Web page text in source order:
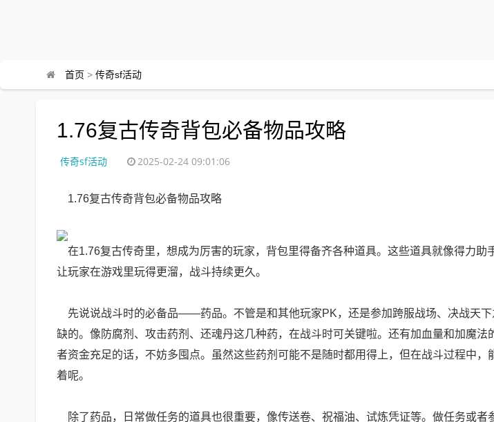
首页 > 传奇sf活动
1.76复古传奇背包必备物品攻略
传奇sf活动 2025-02-24 09:01:06
1.76复古传奇背包必备物品攻略
在1.76复古传奇里，想成为厉害的玩家，背包里得备齐各种道具。这些道具就像得力助
让玩家在游戏里玩得更溜，战斗持续更久。
先说说战斗时的必备品——药品。不管是和其他玩家PK，还是参加跨服战场、决战天下
缺的。像防腐剂、攻击药剂、还魂丹这几种药，在战斗时可关键啦。还有加血量和加魔法
者资金充足的话，不妨多囤点。虽然这些药剂可能不是随时都用得上，但在战斗过程中，
着呢。
除了药品，日常做任务的道具也很重要，像传送卷、祝福油、试炼凭证等。做任务或者